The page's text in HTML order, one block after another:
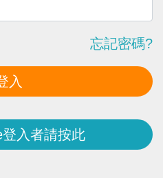
忘記密碼?
入者請按此